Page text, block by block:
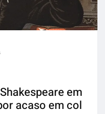
em
acaso em col